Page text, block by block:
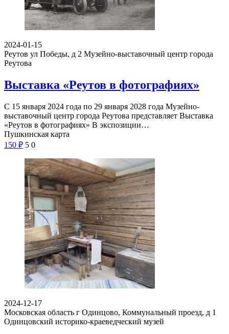
2024-01-15
Реутов ул Победы, д 2 Музейно-выставочный центр города
Реутова
Выставка «Реутов в фотографиях»
С 15 января 2024 года по 29 января 2028 года Музейно-
выставочный центр города Реутова представляет Выставка
«Реутов в фотографиях» В экспозиции…
Пушкинская карта
150 ₽ 5 0
2024-12-17
Московская область г Одинцово, Коммунальный проезд, д 1
Одинцовский историко-краеведческий музей